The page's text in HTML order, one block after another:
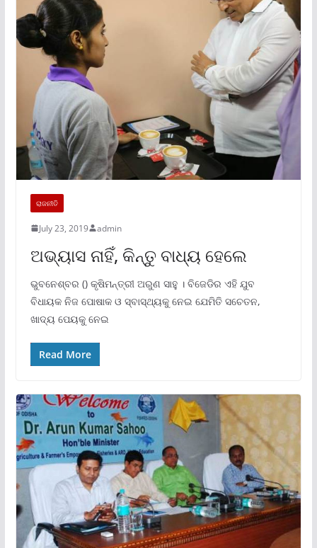
ରାଜନୀତି
July 23, 2019 admin
ଅଭ୍ୟାସ ନାହିଁ, କିନ୍ତୁ ବାଧ୍ୟ ହେଲେ
ଭୁବନେଶ୍ବର () କୃଷିମନ୍ତ୍ରୀ ଅରୁଣ ସାହୁ । ବିଜେଡିର ଏହି ଯୁବ
ବିଧାୟକ ନିଜ ପୋଷାକ ଓ ସ୍ବାସ୍ଥ୍ୟକୁ ନେଇ ଯେମିତି ସଚେତନ,
ଖାଦ୍ୟ ପେୟକୁ ନେଇ
Read More